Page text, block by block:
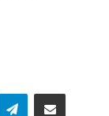
TelegramCompartilhar via e-mail